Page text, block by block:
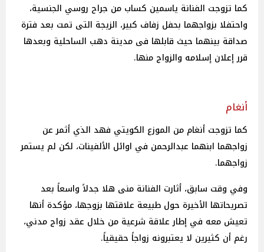
كما تزوجت الفنانة ياسمين كساب من جراح روسي الجنسية،
واحتفلا بزواجهما بحفل زفاف كبير، الزيجة التى تمت بعد فترة
صداقة بينهما حيث قابلها فى مدينة دهب الساحلية وبعدها
قرر إعلان إسلامه والزواج منها.
أنغام
كما تزوجت أنغام من الموزع الكويتي فهد الذي أثمر عن
زواجهما ابنهما عبدالرحمن في اوائل الألفينات، لكن لم يستمر
زواجهما.
وفي وقت سابق، أثارت الفنانة منى هلا جدلاً واسعاً بعد
تصريحاتها الأخيرة حول طبيعة علاقتها بزوجها، مؤكدة أنها
تعيش معه في إطار علاقة شرعية من خلال عقد زواج مدني،
رغم أن كثيرين لا يعتبرونه زواجاً حقيقياً.